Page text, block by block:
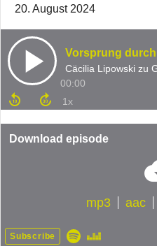
20. August 2024
Cäcilia Lipowski zu
00:00
Download episode
mp3 aac
Subscribe